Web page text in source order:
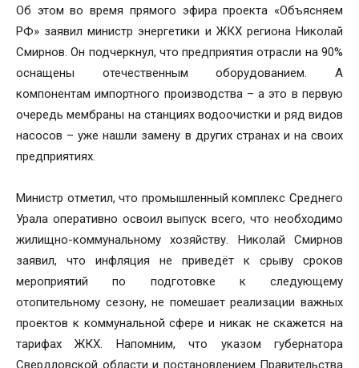
Об этом во время прямого эфира проекта «Объясняем
РФ» заявил министр энергетики и ЖКХ региона Николай
Смирнов. Он подчеркнул, что предприятия отрасли на 90%
оснащены отечественным оборудованием. А
компонентам импортного производства – а это в первую
очередь мембраны на станциях водоочистки и ряд видов
насосов – уже нашли замену в других странах и на своих
предприятиях.
Министр отметил, что промышленный комплекс Среднего
Урала оперативно освоил выпуск всего, что необходимо
жилищно-коммунальному хозяйству. Николай Смирнов
заявил, что инфляция не приведёт к срыву сроков
мероприятий по подготовке к следующему
отопительному сезону, не помешает реализации важных
проектов к коммунальной сфере и никак не скажется на
тарифах ЖКХ. Напомним, что указом губернатора
Свердловской области и постановлением Правительства